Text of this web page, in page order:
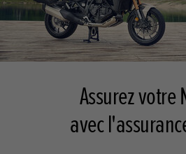
Assurez votre
avec